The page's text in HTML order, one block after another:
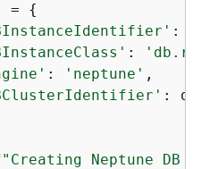
=
{
:
:
: 'neptune' ,
:
Neptune DB